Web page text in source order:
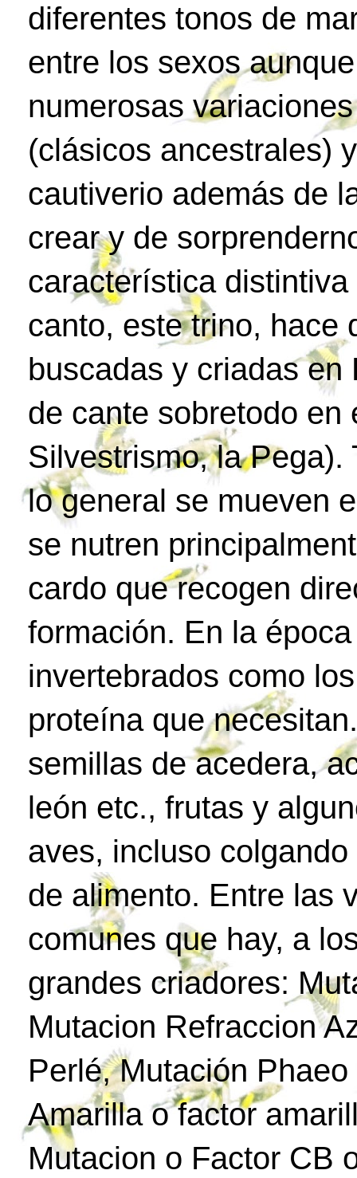
diferentes tonos de
entre los sexos
numerosas
(clásicos ancestrales)
cautiverio además de
crear y de
característica
canto, este trino, hace
buscadas y criadas
de cante sobretodo en
Silvestrismo, la Pega).
lo general se mueven
se nutren
cardo que recogen
formación. En la
invertebrados como
proteína que
semillas de acedera,
león etc., frutas y
aves, incluso
de alimento. Entre las
comunes que hay, a
grandes criadores:
Mutacion Refraccion
Perlé, Mutación
Amarilla o factor
Mutacion o Factor CB